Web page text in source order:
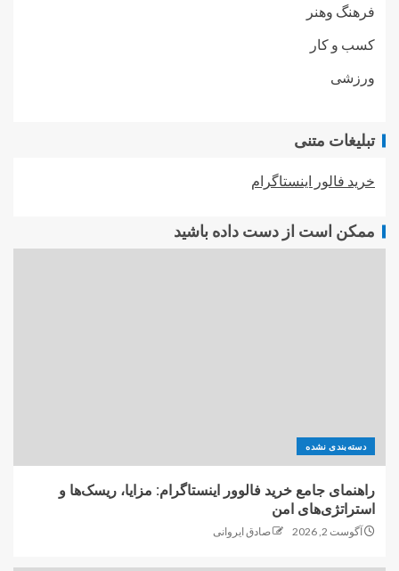
فرهنگ وهنر
کسب و کار
ورزشی
تبلیغات متنی
خرید فالور اینستاگرام
ممکن است از دست داده باشید
دسته‌بندی نشده
راهنمای جامع خرید فالوور اینستاگرام: مزایا، ریسک‌ها و
استراتژی‌های امن
آگوست 2, 2026 صادق ایروانی